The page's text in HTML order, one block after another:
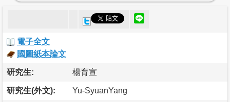
電子全文
國圖紙本論文
研究生: 楊育宣
研究生(外文): Yu-SyuanYang